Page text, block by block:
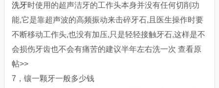
洗牙时使用的超声洁牙的工作头本身并没有任何切削功
能,它是靠超声波的高频振动来击碎牙石,且医生操作时要
不断移动工作头,也没有加压,只是轻轻接触牙石,这样是不
会损伤牙齿也不会有痛苦的建议半年左右洗一次 查看原
帖>>
7，镶一颗牙一般多少钱